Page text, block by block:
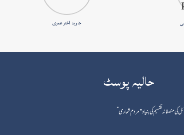
جاوید اختر عمری
حالیہ پوسٹ
کی منصفانہ تقسیم کی بنیاد "مردم شماری”